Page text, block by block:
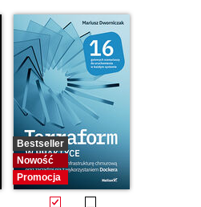
Bestseller
Nowość
Promocja